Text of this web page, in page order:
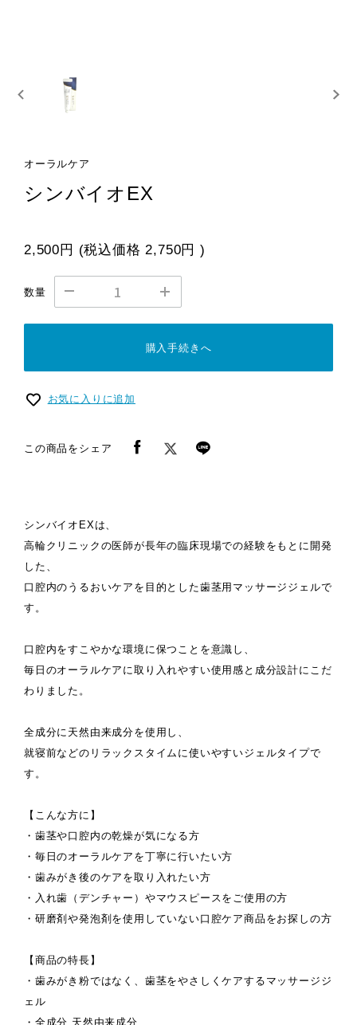
オーラルケア
シンバイオEX
2,500円 (税込価格2,750円 )
数量
購入手続きへ
お気に入りに追加
この商品をシェア
シンバイオEXは、
高輪クリニックの医師が長年の臨床現場での経験をもとに開発
した、
口腔内のうるおいケアを目的とした歯茎用マッサージジェルで
す。
口腔内をすこやかな環境に保つことを意識し、
毎日のオーラルケアに取り入れやすい使用感と成分設計にこだ
わりました。
全成分に天然由来成分を使用し、
就寝前などのリラックスタイムに使いやすいジェルタイプで
す。
【こんな方に】
・歯茎や口腔内の乾燥が気になる方
・毎日のオーラルケアを丁寧に行いたい方
・歯みがき後のケアを取り入れたい方
・入れ歯（デンチャー）やマウスピースをご使用の方
・研磨剤や発泡剤を使用していない口腔ケア商品をお探しの方
【商品の特長】
・歯みがき粉ではなく、歯茎をやさしくケアするマッサージジ
ェル
・全成分 天然由来成分